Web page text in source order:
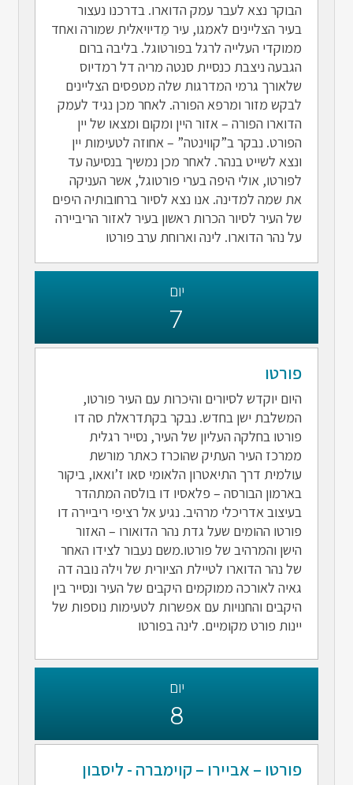
הבוקר נצא לעבר עמק הדוארו. בדרכנו נעצור
בעיר הצליינים לאמגו, עיר מֵדיויאלית שמורה ואחד
ממוקדי העלייה לרגל בפורטוגל. בליבה ברום
הגבעה ניצבת כנסיית סנטה מריה דל רמדיוס
שלאורך גרמי המדרגות שלה מטפסים הצליינים
לבקש מזור ומרפא הפורה. לאחר מכן נגיד לעמק
הדוארו הפורה – אזור היין ומקום ומצאו של יין
הפורט. נבקר ב”קווינטה” – אחוזה לטעימות יין
ונצא לשייט בנהר. לאחר מכן נמשיך בנסיעה עד
לפורטו, אולי היפה בערי פורטוגל, אשר העניקה
את שמה למדינה. אנו נצא לסיור ברחובותיה היפים
של העיר לסיור הכרות ראשון בעיר לאזור הריביירה
על נהר הדוארו. לינה וארוחת ערב פורטו
יום
7
פורטו
היום יוקדש לסיורים והיכרות עם העיר פורטו,
המשלבת ישן בחדש. נבקר בקתדראלת סה דו
פורטו בחלקה העליון של העיר, נסייר רגלית
ממרכז העיר העתיק שהוכרז כאתר מורשת
עולמית דרך התיאטרון הלאומי סאו ז’ואאו, ביקור
בארמון הבורסה – פלאסיו דו בולסה המתהדר
בעיצוב אדריכלי מרהיב. נגיע אל רציפי ריביירה דו
פורטו ההומים שעל גדת נהר הדואורו – האזור
הישן והמרהיב של פורטו.משם נעבור לצידו האחר
של נהר הדוארו לטיילת הציורית של וילה נובה דה
גאיה לאורכה ממוקמים היקבים של העיר ונסייר בין
היקבים והחנויות עם אפשרות לטעימות נוספות של
יינות פורט מקומיים. לינה בפורטו
יום
8
פורטו – אביירו – קוימברה - ליסבון